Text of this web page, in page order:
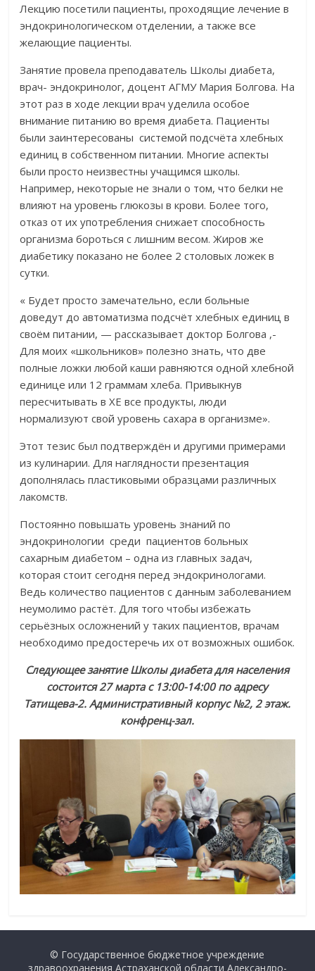
Лекцию посетили пациенты, проходящие лечение в
эндокринологическом отделении, а также все
желающие пациенты.
Занятие провела преподаватель Школы диабета,
врач- эндокринолог, доцент АГМУ Мария Болгова. На
этот раз в ходе лекции врач уделила особое
внимание питанию во время диабета. Пациенты
были заинтересованы системой подсчёта хлебных
единиц в собственном питании. Многие аспекты
были просто неизвестны учащимся школы.
Например, некоторые не знали о том, что белки не
влияют на уровень глюкозы в крови. Более того,
отказ от их употребления снижает способность
организма бороться с лишним весом. Жиров же
диабетику показано не более 2 столовых ложек в
сутки.
« Будет просто замечательно, если больные
доведут до автоматизма подсчёт хлебных единиц в
своём питании, — рассказывает доктор Болгова ,-
Для моих «школьников» полезно знать, что две
полные ложки любой каши равняются одной хлебной
единице или 12 граммам хлеба. Привыкнув
пересчитывать в ХЕ все продукты, люди
нормализуют свой уровень сахара в организме».
Этот тезис был подтверждён и другими примерами
из кулинарии. Для наглядности презентация
дополнялась пластиковыми образцами различных
лакомств.
Постоянно повышать уровень знаний по
эндокринологии среди пациентов больных
сахарным диабетом – одна из главных задач,
которая стоит сегодня перед эндокринологами.
Ведь количество пациентов с данным заболеванием
неумолимо растёт. Для того чтобы избежать
серьёзных осложнений у таких пациентов, врачам
необходимо предостеречь их от возможных ошибок.
Следующее занятие Школы диабета для населения
состоится 27 марта с 13:00-14:00 по адресу
Татищева-2. Административный корпус №2, 2 этаж.
конфренц-зал.
© Государственное бюджетное учреждение
здравоохранения Астраханской области Александро-